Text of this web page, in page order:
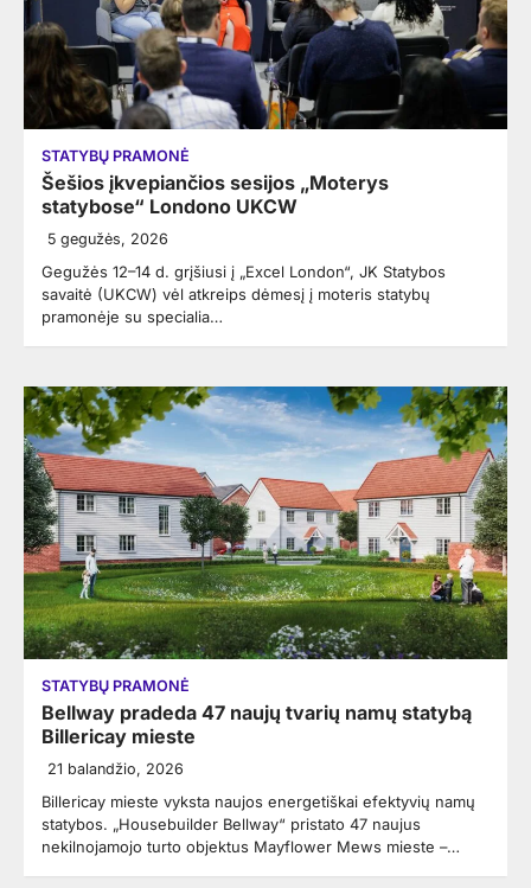
STATYBŲ PRAMONĖ
Šešios įkvepiančios sesijos „Moterys
statybose“ Londono UKCW
5 gegužės, 2026
Gegužės 12–14 d. grįšiusi į „Excel London“, JK Statybos
savaitė (UKCW) vėl atkreips dėmesį į moteris statybų
pramonėje su specialia…
STATYBŲ PRAMONĖ
Bellway pradeda 47 naujų tvarių namų statybą
Billericay mieste
21 balandžio, 2026
Billericay mieste vyksta naujos energetiškai efektyvių namų
statybos. „Housebuilder Bellway“ pristato 47 naujus
nekilnojamojo turto objektus Mayflower Mews mieste –…